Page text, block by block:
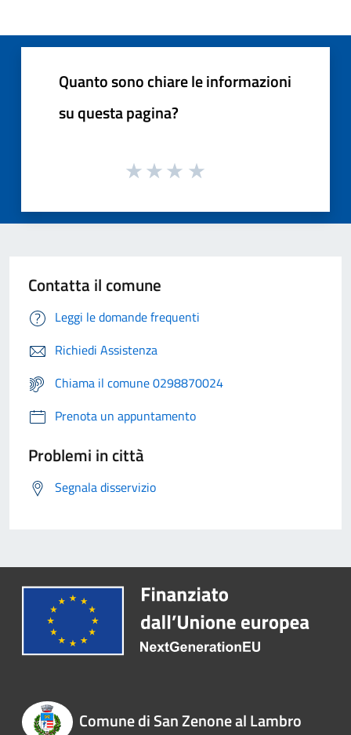
Quanto sono chiare le informazioni
su questa pagina?
Contatta il comune
Leggi le domande frequenti
Richiedi Assistenza
Chiama il comune 0298870024
Prenota un appuntamento
Problemi in città
Segnala disservizio
Comune di San Zenone al Lambro